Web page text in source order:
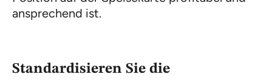
ansprechend ist.
Standardisieren Sie die